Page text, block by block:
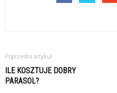
Poprzedni artykuł
ILE KOSZTUJE DOBRY
PARASOL?